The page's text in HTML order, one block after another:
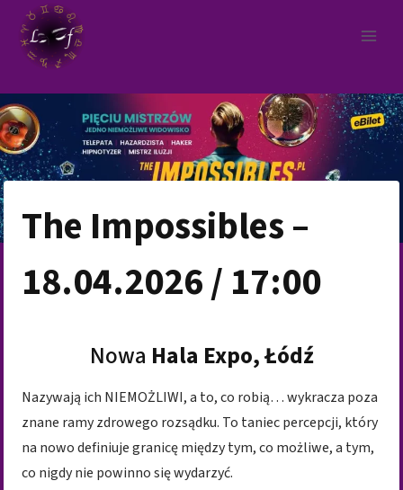
Przejdź
treści
The Impossibles –
18.04.2026 / 17:00
Nowa Hala Expo, Łódź
Nazywają ich NIEMOŻLIWI, a to, co robią… wykracza poza
znane ramy zdrowego rozsądku. To taniec percepcji, który
na nowo definiuje granicę między tym, co możliwe, a tym,
co nigdy nie powinno się wydarzyć.